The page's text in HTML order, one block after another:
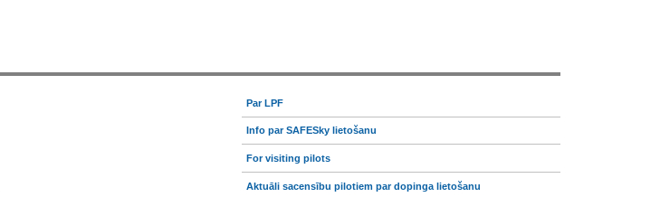
Par LPF
Info par SAFESky lietošanu
For visiting pilots
Aktuāli sacensību pilotiem par dopinga lietošanu